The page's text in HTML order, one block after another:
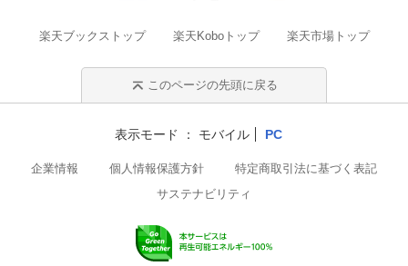
楽天ブックストップ 楽天Koboトップ 楽天市場トップ
このページの先頭に戻る
表示モード モバイル PC
企業情報 個人情報保護方針
特定商取引法に基づく表記
サステナビリティ